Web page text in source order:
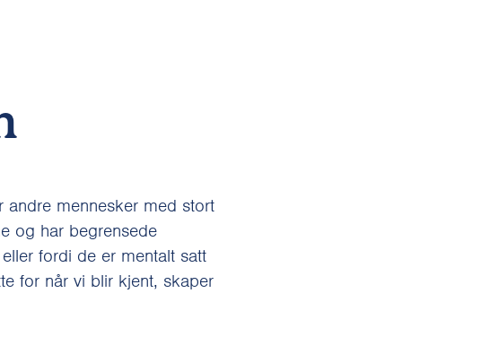
mennesker med stort
og har begrensede
fordi de er mentalt satt
for når vi blir kjent, skaper